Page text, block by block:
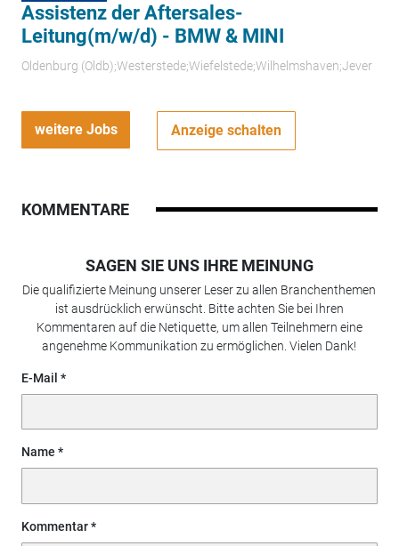
Assistenz der Aftersales-
Leitung(m/w/d) - BMW & MINI
Oldenburg (Oldb);Westerstede;Wiefelstede;Wilhelmshaven;Jever
weitere Jobs Anzeige schalten
KOMMENTARE
SAGEN SIE UNS IHRE MEINUNG
Die qualifizierte Meinung unserer Leser zu allen Branchenthemen
ist ausdrücklich erwünscht. Bitte achten Sie bei Ihren
Kommentaren auf die Netiquette, um allen Teilnehmern eine
angenehme Kommunikation zu ermöglichen. Vielen Dank!
E-Mail
Name
Kommentar